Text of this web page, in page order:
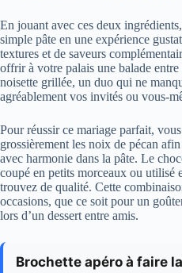
En jouant avec ces deux
simple pâte en une expérience
textures et de saveurs
offrir à votre palais une balade
noisette grillée, un duo qui ne
agréablement vos invités ou vous-
Pour réussir ce mariage parfait,
grossièrement les noix de pécan
avec harmonie dans la pâte. Le
coupé en petits morceaux ou utilisé
trouvez de qualité. Cette
occasions, que ce soit pour un
lors d’un dessert entre amis.
Brochette apéro à faire